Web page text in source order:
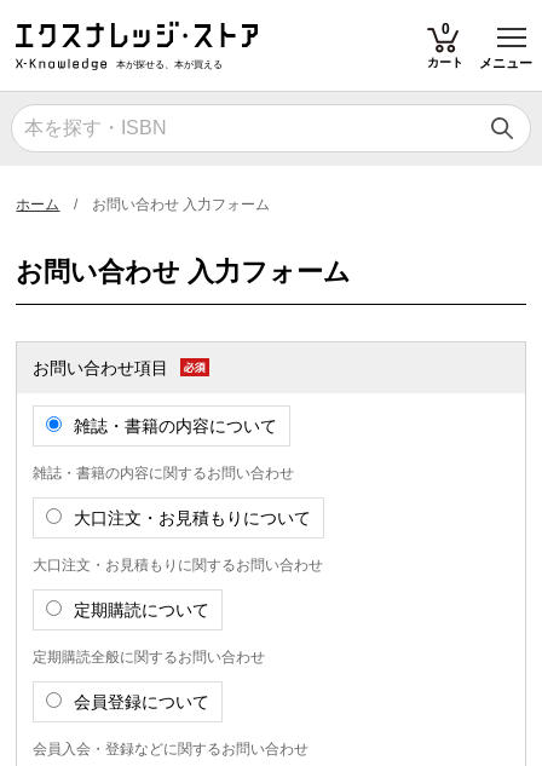
本が探せる、本が買える
0
カート メニュー
ホーム お問い合わせ 入力フォーム
お問い合わせ 入力フォーム
お問い合わせ項目
雑誌・書籍の内容について
雑誌・書籍の内容に関するお問い合わせ
大口注文・お見積もりについて
大口注文・お見積もりに関するお問い合わせ
定期購読について
定期購読全般に関するお問い合わせ
会員登録について
会員入会・登録などに関するお問い合わせ